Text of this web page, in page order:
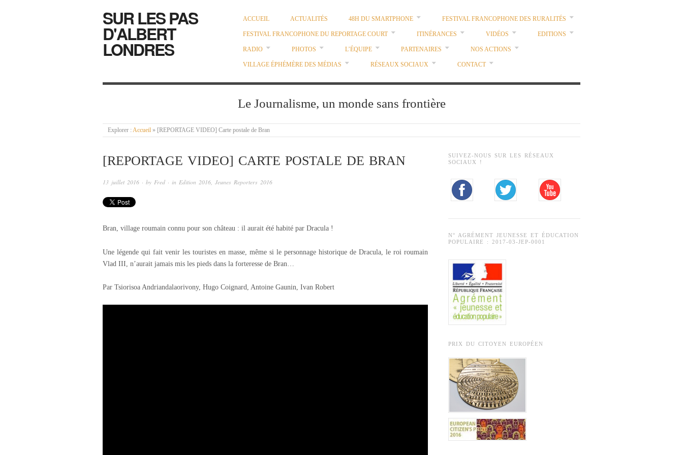
SUR LES PAS
D'ALBERT
LONDRES
ACCUEIL ACTUALITÉS 48H DU SMARTPHONE FESTIVAL FRANCOPHONE DES RURALITÉS
FESTIVAL FRANCOPHONE DU REPORTAGE COURT ITINÉRANCES VIDÉOS EDITIONS
RADIO PHOTOS L’ÉQUIPE PARTENAIRES NOS ACTIONS
VILLAGE ÉPHÉMÈRE DES MÉDIAS RÉSEAUX SOCIAUX CONTACT
Le Journalisme, un monde sans frontière
Explorer : Accueil » [REPORTAGE VIDEO] Carte postale de Bran
[REPORTAGE VIDEO] CARTE POSTALE DE BRAN
13 juillet 2016 · by Fred · in Edition 2016 Jeunes Reporters 2016
Bran, village roumain connu pour son château : il aurait été habité par Dracula !
Une légende qui fait venir les touristes en masse, même si le personnage historique de Dracula, le roi roumain
Vlad III, n’aurait jamais mis les pieds dans la forteresse de Bran…
Par Tsiorisoa Andriandalaorivony, Hugo Coignard, Antoine Gaunin, Ivan Robert
SUIVEZ-NOUS SUR LES RÉSEAUX
SOCIAUX !
N° AGRÉMENT JEUNESSE ET ÉDUCATION
POPULAIRE : 2017-03-JEP-0001
PRIX DU CITOYEN EUROPÉEN